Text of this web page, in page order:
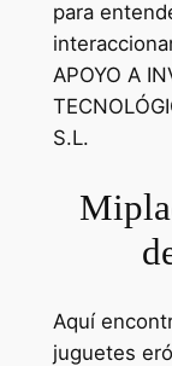
para
APOYO A
S.L.
Aquí
juguetes